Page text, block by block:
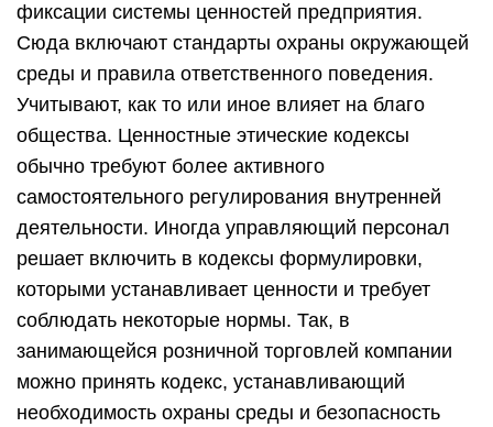
фиксации системы ценностей предприятия.
Сюда включают стандарты охраны окружающей
среды и правила ответственного поведения.
Учитывают, как то или иное влияет на благо
общества. Ценностные этические кодексы
обычно требуют более активного
самостоятельного регулирования внутренней
деятельности. Иногда управляющий персонал
решает включить в кодексы формулировки,
которыми устанавливает ценности и требует
соблюдать некоторые нормы. Так, в
занимающейся розничной торговлей компании
можно принять кодекс, устанавливающий
необходимость охраны среды и безопасность